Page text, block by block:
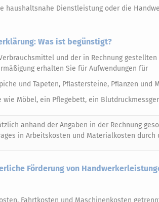
haushaltsnahe Dienstleistung oder die
Was ist begünstigt?
und der in Rechnung
erhalten Sie für Aufwendungen für
und Tapeten, Pflastersteine, Pflanzen und
Möbel, ein Pflegebett, ein
anhand der Angaben in der Rechnung
in Arbeitskosten und Materialkosten
Förderung von
Fahrtkosten und Maschinenkosten